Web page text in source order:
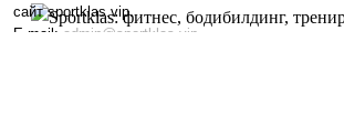
сайт sportklas.vip.
E-mail: admin@sportklas.vip